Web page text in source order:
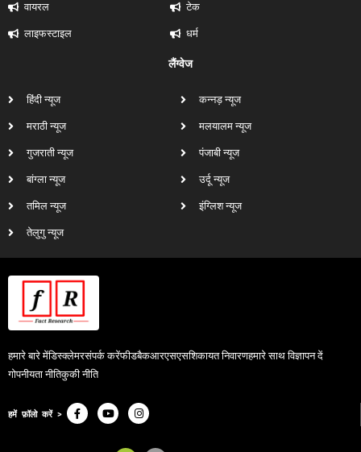
वायरल
लाइफस्टाइल
टेक
धर्म
लैंग्वेज
हिंदी न्यूज
मराठी न्यूज
गुजराती न्यूज
बांग्ला न्यूज
तमिल न्यूज
तेलुगु न्यूज
कन्नड़ न्यूज
मलयालम न्यूज
पंजाबी न्यूज
उर्दू न्यूज
इंग्लिश न्यूज
हमारे बारे मेंडिस्क्लेमरसंपर्क करेंफीडबैकआरएसएसशिकायत निवारणहमारे साथ विज्ञापन दें
गोपनीयता नीतिकुकी नीति
हमें फ़ॉलो करें >